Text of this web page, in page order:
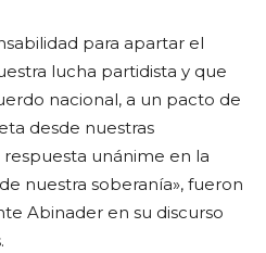
para apartar el
lucha partidista y que
nacional, a un pacto de
desde nuestras
unánime en la
nuestra soberanía», fueron
Abinader en su discurso